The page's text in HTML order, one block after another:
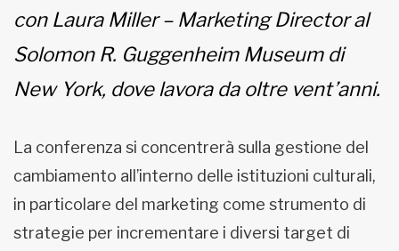
con Laura Miller – Marketing Director al
Solomon R. Guggenheim Museum di
New York, dove lavora da oltre vent’anni.
La conferenza si concentrerà sulla gestione del
cambiamento all’interno delle istituzioni culturali,
in particolare del marketing come strumento di
strategie per incrementare i diversi target di